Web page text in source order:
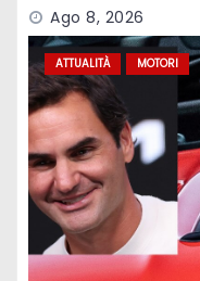
Ago 8, 2026
ATTUALITÀ MOTORI